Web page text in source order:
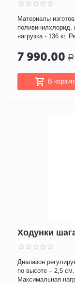
Материалы
поливинилхлорид,
нагрузка - 136 кг.
7 990.00 Р
В
Ходунки
Диапазон
по высоте – 2,5
Максимальная